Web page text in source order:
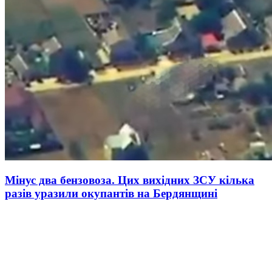
Мінус два бензовоза. Цих вихідних ЗСУ кілька
разів уразили окупантів на Бердянщині